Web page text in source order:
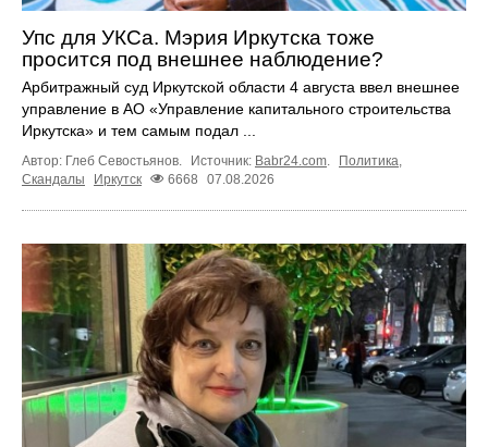
Упс для УКСа. Мэрия Иркутска тоже
просится под внешнее наблюдение?
Арбитражный суд Иркутской области 4 августа ввел внешнее
управление в АО «Управление капитального строительства
Иркутска» и тем самым подал ...
Автор: Глеб Севостьянов. Источник: Babr24.com Политика
Скандалы
Иркутск 6668 07.08.2026